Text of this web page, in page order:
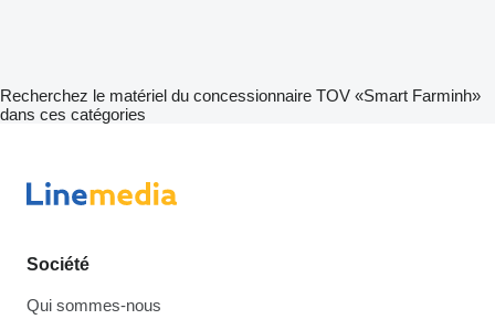
Recherchez le matériel du concessionnaire TOV «Smart Farminh»
dans ces catégories
Société
Qui sommes-nous